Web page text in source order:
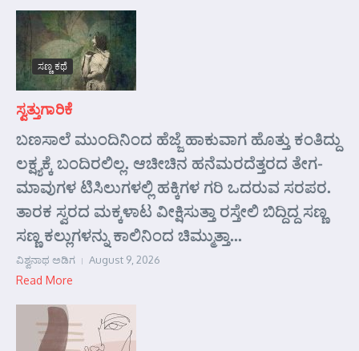
ಸಣ್ಣ ಕಥೆ
ಸ್ವತ್ತುಗಾರಿಕೆ
ಬಣಸಾಲೆ ಮುಂದಿನಿಂದ ಹೆಜ್ಜೆ ಹಾಕುವಾಗ ಹೊತ್ತು ಕಂತಿದ್ದು
ಲಕ್ಷ್ಯಕ್ಕೆ ಬಂದಿರಲಿಲ್ಲ. ಆಚೀಚಿನ ಹನೆಮರದೆತ್ತರದ ತೇಗ-
ಮಾವುಗಳ ಟಿಸಿಲುಗಳಲ್ಲಿ ಹಕ್ಕಿಗಳ ಗರಿ ಒದರುವ ಸರಪರ.
ತಾರಕ ಸ್ವರದ ಮಕ್ಕಳಾಟ ವೀಕ್ಷಿಸುತ್ತಾ ರಸ್ತೇಲಿ ಬಿದ್ದಿದ್ದ ಸಣ್ಣ
ಸಣ್ಣ ಕಲ್ಲುಗಳನ್ನು ಕಾಲಿನಿಂದ ಚಿಮ್ಮುತ್ತಾ...
ವಿಶ್ವನಾಥ ಅಡಿಗ August 9, 2026
Read More